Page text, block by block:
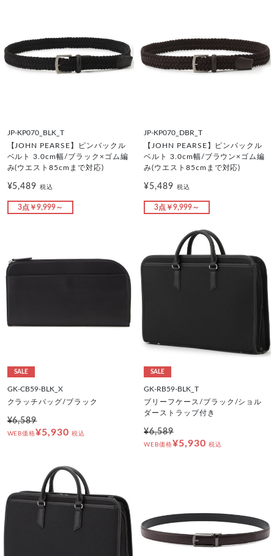
JP-KP070_BLK_T
【JOHN PEARSE】ピンバックル
ベルト 3.0cm幅/ブラック×ゴム編
み(ウエスト85cmまで対応)
¥5,489税込
3点￥9,999～
JP-KP070_DBR_T
【JOHN PEARSE】ピンバックル
ベルト 3.0cm幅/ブラウン×ゴム編
み(ウエスト85cmまで対応)
¥5,489 税込
3点￥9,999～
SALE
GK-CB59-BLK_X
クラッチバッグ/ブラック
¥6,589
WEB価格¥5,930 税込
SALE
GK-RB59-BLK_T
ブリーフケース/ブラック/ショル
ダーストラップ付き
¥6,589
WEB価格¥5,930 税込